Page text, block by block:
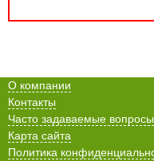
О компании
Контакты
Часто задаваемые вопросы
Карта сайта
Политика